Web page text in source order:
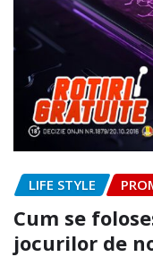
LIFE STYLE
Cum se
jocurilor de